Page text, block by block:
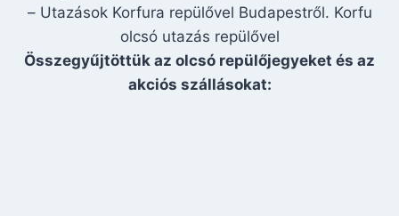
– Utazások Korfura repülővel Budapestről. Korfu
olcsó utazás repülővel
Összegyűjtöttük az olcsó repülőjegyeket és az
akciós szállásokat: